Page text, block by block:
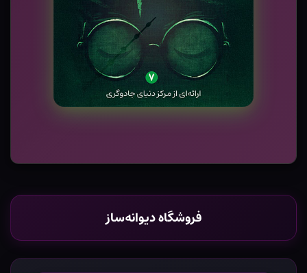
فروشگاه دیوانه‌ساز